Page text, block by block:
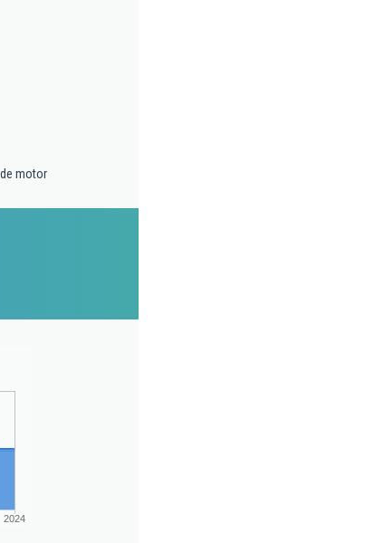
motor
2024